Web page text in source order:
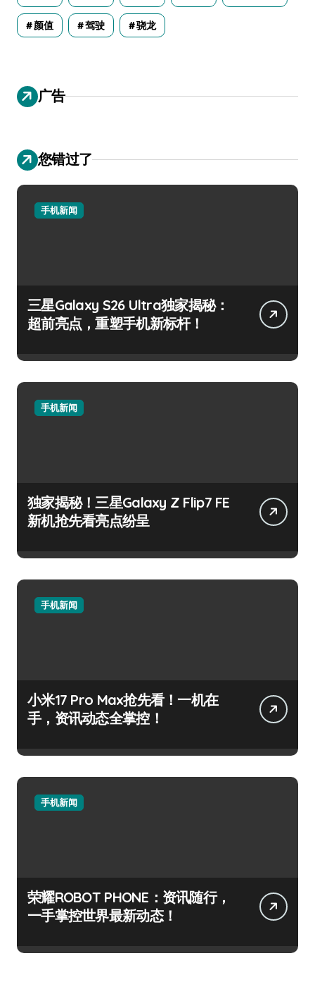
颜值 驾驶 骁龙
广告
您错过了
手机新闻
三星Galaxy S26 Ultra独家揭秘：
超前亮点，重塑手机新标杆！
手机新闻
独家揭秘！三星Galaxy Z Flip7 FE
新机抢先看亮点纷呈
手机新闻
小米17 Pro Max抢先看！一机在
手，资讯动态全掌控！
手机新闻
荣耀ROBOT PHONE：资讯随行，
一手掌控世界最新动态！